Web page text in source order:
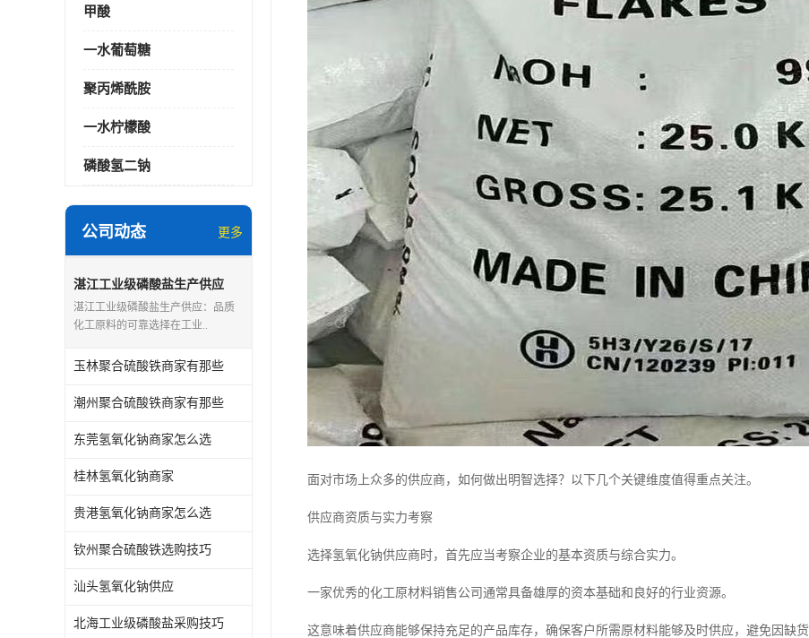
甲酸
一水葡萄糖
聚丙烯酰胺
一水柠檬酸
磷酸氢二钠
公司动态 更多
湛江工业级磷酸盐生产供应
湛江工业级磷酸盐生产供应：品质
化工原料的可靠选择在工业..
玉林聚合硫酸铁商家有那些
潮州聚合硫酸铁商家有那些
东莞氢氧化钠商家怎么选
桂林氢氧化钠商家
贵港氢氧化钠商家怎么选
钦州聚合硫酸铁选购技巧
汕头氢氧化钠供应
北海工业级磷酸盐采购技巧
面对市场上众多的供应商，如何做出明智选择？以下几个关键维度值得重点关注。
供应商资质与实力考察
选择氢氧化钠供应商时，首先应当考察企业的基本资质与综合实力。
一家优秀的化工原材料销售公司通常具备雄厚的资本基础和良好的行业资源。
这意味着供应商能够保持充足的产品库存，确保客户所需原材料能够及时供应，避免因缺货